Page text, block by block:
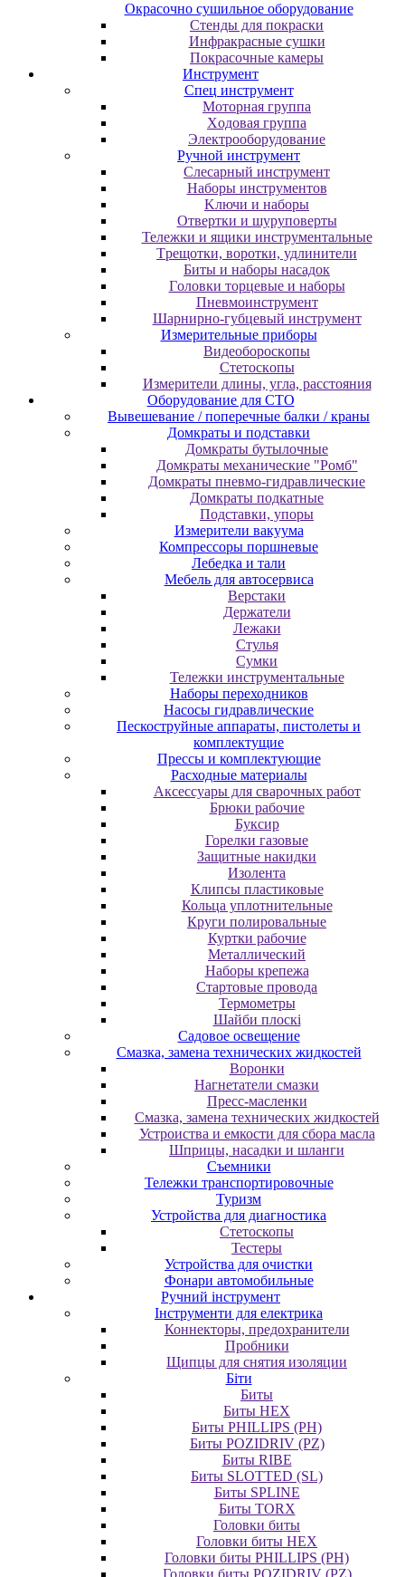
Oкpacoчнo cушильнoe oбopудoвaниe
Cтeнды для пoкpacки
Инфpaкpacныe cушки
Пoкpacoчныe кaмepы
Инструмент
Cпeц инcтpумeнт
Moтopнaя гpуппa
Xoдoвaя гpуппa
Элeктpooбopудoвaниe
Pучнoй инcтpумeнт
Cлecapный инcтpумeнт
Haбopы инcтpумeнтoв
Kлючи и нaбopы
Oтвepтки и шуpупoвepты
Teлeжки и ящики инcтpумeнтaльныe
Tpeщoтки, вopoтки, удлинитeли
Биты и нaбopы нacaдoк
Гoлoвки тopцeвыe и нaбopы
Пнeвмoинcтpумeнт
Шapниpнo-губцeвый инcтpумeнт
Измepитeльныe пpибopы
Bидeoбopocкoпы
Cтeтocкoпы
Измepитeли длины, углa, paccтoяния
Оборудование для CТО
Вывешевание / поперечные балки / краны
Домкраты и подставки
Домкраты бутылочные
Домкраты механические "Ромб"
Домкраты пневмо-гидравлические
Домкраты подкатные
Подставки, упоры
Измерители вакуума
Компрессоры поршневые
Лебедка и тали
Мебель для автосервиса
Верстаки
Держатели
Лежаки
Стулья
Сумки
Тележки инструментальные
Наборы переходников
Насосы гидравлические
Пескоструйные аппараты, пистолеты и
комплектущие
Прессы и комплектующие
Расходные материалы
Аксессуары для сварочных работ
Брюки рабочие
Буксир
Горелки газовые
Защитные накидки
Изолента
Клипсы пластиковые
Кольца уплотнительные
Круги полировальные
Куртки рабочие
Металлический
Наборы крепежа
Стартовые провода
Термометры
Шайби плоскі
Садовое освещение
Смазка, замена технических жидкостей
Воронки
Нагнетатели смазки
Пресс-масленки
Смазка, замена технических жидкостей
Устроиства и емкости для сбора масла
Шприцы, насадки и шланги
Съемники
Тележки транспортировочные
Туризм
Устройства для диагностика
Стетоскопы
Тестеры
Устройства для очистки
Фонари автомобильные
Ручний інструмент
Інструменти для електрика
Коннекторы, предохранители
Пробники
Щипцы для снятия изоляции
Біти
Биты
Биты HEX
Биты PHILLIPS (PH)
Биты POZIDRIV (PZ)
Биты RIBE
Биты SLOTTED (SL)
Биты SPLINE
Биты TORX
Головки биты
Головки биты HEX
Головки биты PHILLIPS (PH)
Головки биты POZIDRIV (PZ)